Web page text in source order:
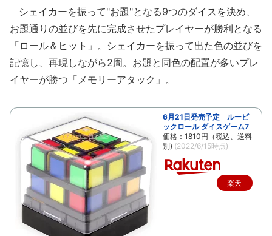
シェイカーを振って"お題"となる9つのダイスを決め、
お題通りの並びを先に完成させたプレイヤーが勝利となる
「ロール＆ヒット」。シェイカーを振って出た色の並びを
記憶し、再現しながら2周。お題と同色の配置が多いプレ
イヤーが勝つ「メモリーアタック」。
6月21日発売予定 ルービ
ックロール ダイスゲーム7
価格：1810円（税込、送料
別) (2022/6/15時点)
楽天